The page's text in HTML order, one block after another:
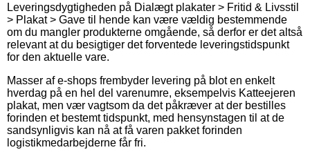
Leveringsdygtigheden på Dialægt plakater > Fritid & Livsstil
> Plakat > Gave til hende kan være vældig bestemmende
om du mangler produkterne omgående, så derfor er det altså
relevant at du besigtiger det forventede leveringstidspunkt
for den aktuelle vare.
Masser af e-shops frembyder levering på blot en enkelt
hverdag på en hel del varenumre, eksempelvis Katteejeren
plakat, men vær vagtsom da det påkræver at der bestilles
forinden et bestemt tidspunkt, med hensynstagen til at de
sandsynligvis kan nå at få varen pakket forinden
logistikmedarbejderne får fri.